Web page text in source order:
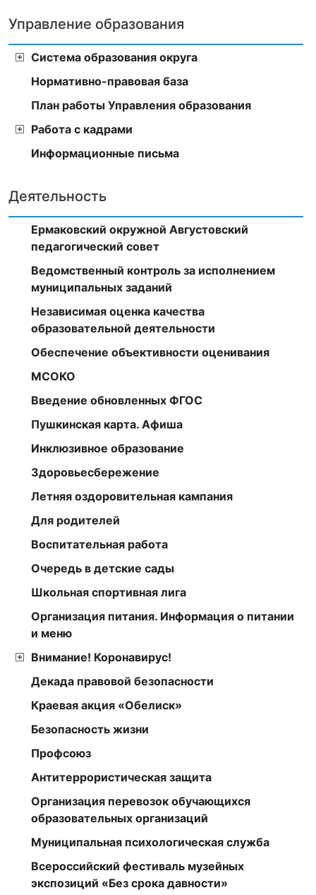
Управление образования
Система образования округа
Нормативно-правовая база
План работы Управления образования
Работа с кадрами
Информационные письма
Деятельность
Ермаковский окружной Августовский
педагогический совет
Ведомственный контроль за исполнением
муниципальных заданий
Независимая оценка качества
образовательной деятельности
Обеспечение объективности оценивания
МСОКО
Введение обновленных ФГОС
Пушкинская карта. Афиша
Инклюзивное образование
Здоровьесбережение
Летняя оздоровительная кампания
Для родителей
Воспитательная работа
Очередь в детские сады
Школьная спортивная лига
Организация питания. Информация о питании
и меню
Внимание! Коронавирус!
Декада правовой безопасности
Краевая акция «Обелиск»
Безопасность жизни
Профсоюз
Антитеррористическая защита
Организация перевозок обучающихся
образовательных организаций
Муниципальная психологическая служба
Всероссийский фестиваль музейных
экспозиций «Без срока давности»